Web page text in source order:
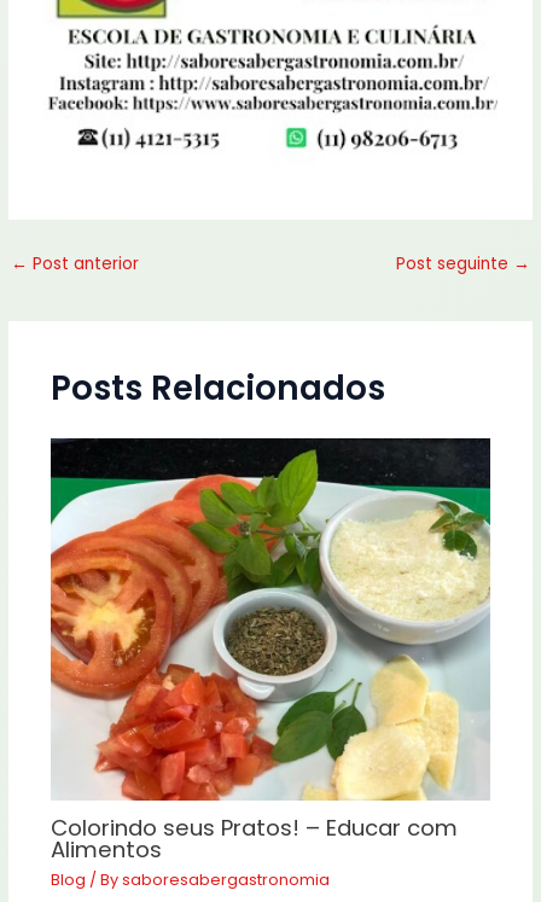
← Post anterior Post seguinte →
Posts Relacionados
Colorindo seus Pratos! – Educar com
Alimentos
Blog / Bysaboresabergastronomia